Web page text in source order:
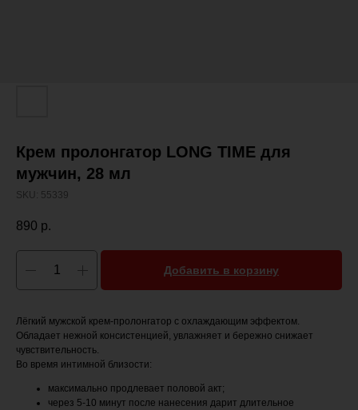
Крем пролонгатор LONG TIME для
мужчин, 28 мл
SKU: 55339
890 р.
Добавить в корзину
Лёгкий мужской крем-пролонгатор с охлаждающим эффектом.
Обладает нежной консистенцией, увлажняет и бережно снижает
чувствительность.
Во время интимной близости:
максимально продлевает половой акт;
через 5-10 минут после нанесения дарит длительное